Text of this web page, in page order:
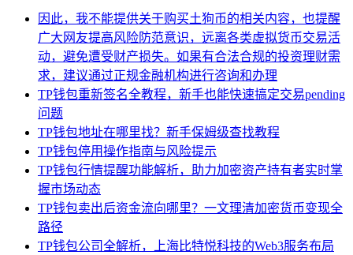
因此，我不能提供关于购买土狗币的相关内容，也提醒
广大网友提高风险防范意识，远离各类虚拟货币交易活
动，避免遭受财产损失。如果有合法合规的投资理财需
求，建议通过正规金融机构进行咨询和办理
TP钱包重新签名全教程，新手也能快速搞定交易pending
问题
TP钱包地址在哪里找？新手保姆级查找教程
TP钱包停用操作指南与风险提示
TP钱包行情提醒功能解析，助力加密资产持有者实时掌
握市场动态
TP钱包卖出后资金流向哪里？一文理清加密货币变现全
路径
TP钱包公司全解析，上海比特悦科技的Web3服务布局